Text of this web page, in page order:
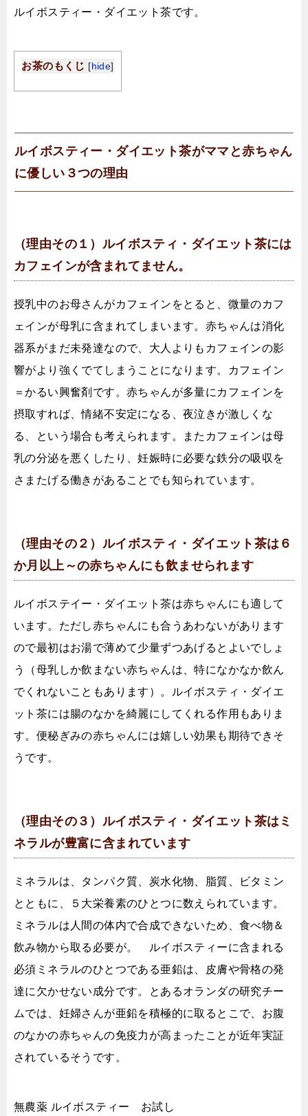
ルイボスティー・ダイエット茶です。
お茶のもくじ [ hide]
ルイボスティー・ダイエット茶がママと赤ちゃん
に優しい３つの理由
（理由その１）ルイボスティ・ダイエット茶には
カフェインが含まれてません。
授乳中のお母さんがカフェインをとると、微量のカフ
ェインが母乳に含まれてしまいます。赤ちゃんは消化
器系がまだ未発達なので、大人よりもカフェインの影
響がより強くでてしまうことになります。カフェイン
＝かるい興奮剤です。赤ちゃんが多量にカフェインを
摂取すれば、情緒不安定になる、夜泣きが激しくな
る、という場合も考えられます。またカフェインは母
乳の分泌を悪くしたり、妊娠時に必要な鉄分の吸収を
さまたげる働きがあることでも知られています。
（理由その２）ルイボスティ・ダイエット茶は６
か月以上～の赤ちゃんにも飲ませられます
ルイボステイー・ダイエット茶は赤ちゃんにも適して
います。ただし赤ちゃんにも合うあわないがあります
ので最初はお湯で薄めて少量ずつあげるとよいでしょ
う（母乳しか飲まない赤ちゃんは、特になかなか飲ん
でくれないこともあります）。ルイボスティ・ダイエ
ット茶には腸のなかを綺麗にしてくれる作用もありま
す。便秘ぎみの赤ちゃんには嬉しい効果も期待できそ
うです。
（理由その３）ルイボスティ・ダイエット茶はミ
ネラルが豊富に含まれています
ミネラルは、タンパク質、炭水化物、脂質、ビタミン
とともに、５大栄養素のひとつに数えられています。
ミネラルは人間の体内で合成できないため、食べ物＆
飲み物から取る必要が。 ルイボスティーに含まれる
必須ミネラルのひとつである亜鉛は、皮膚や骨格の発
達に欠かせない成分です。とあるオランダの研究チー
ムでは、妊婦さんが亜鉛を積極的に取るとこで、お腹
のなかの赤ちゃんの免疫力が高まったことが近年実証
されているそうです。
無農薬 ルイボスティー お試し